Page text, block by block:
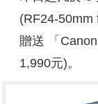
(RF24-50mm
贈送 「
1,990元)。